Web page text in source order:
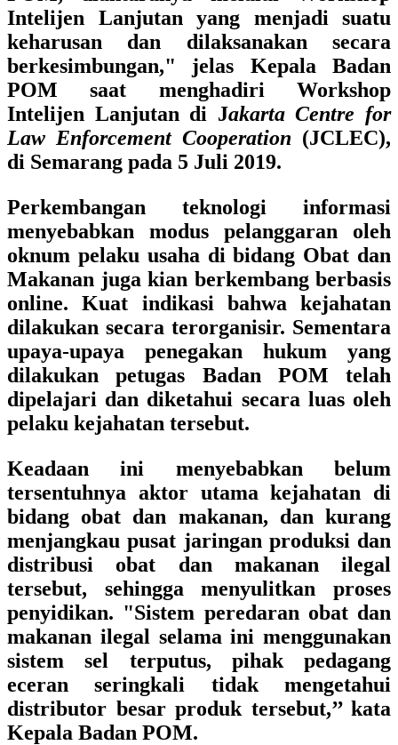
Intelijen Lanjutan yang menjadi suatu
keharusan dan dilaksanakan secara
berkesimbungan," jelas Kepala Badan
POM saat menghadiri Workshop
Intelijen Lanjutan di Jakarta Centre for
Law Enforcement Cooperation (JCLEC),
di Semarang pada 5 Juli 2019.
Perkembangan teknologi informasi
menyebabkan modus pelanggaran oleh
oknum pelaku usaha di bidang Obat dan
Makanan juga kian berkembang berbasis
online. Kuat indikasi bahwa kejahatan
dilakukan secara terorganisir. Sementara
upaya-upaya penegakan hukum yang
dilakukan petugas Badan POM telah
dipelajari dan diketahui secara luas oleh
pelaku kejahatan tersebut.
Keadaan ini menyebabkan belum
tersentuhnya aktor utama kejahatan di
bidang obat dan makanan, dan kurang
menjangkau pusat jaringan produksi dan
distribusi obat dan makanan ilegal
tersebut, sehingga menyulitkan proses
penyidikan. "Sistem peredaran obat dan
makanan ilegal selama ini menggunakan
sistem sel terputus, pihak pedagang
eceran seringkali tidak mengetahui
distributor besar produk tersebut,’’ kata
Kepala Badan POM.